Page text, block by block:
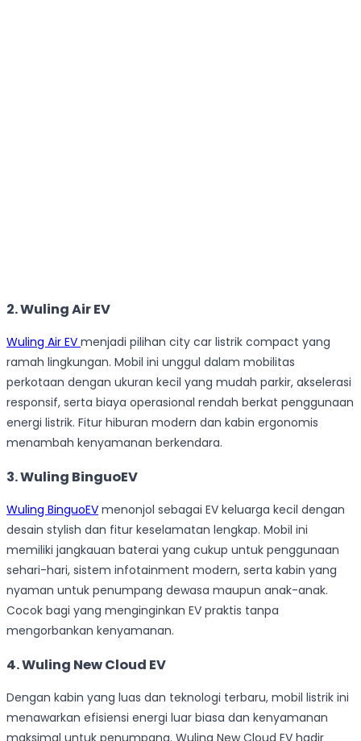
2. Wuling Air EV
Wuling Air EV menjadi pilihan city car listrik compact yang
ramah lingkungan. Mobil ini unggul dalam mobilitas
perkotaan dengan ukuran kecil yang mudah parkir, akselerasi
responsif, serta biaya operasional rendah berkat penggunaan
energi listrik. Fitur hiburan modern dan kabin ergonomis
menambah kenyamanan berkendara.
3. Wuling BinguoEV
Wuling BinguoEV menonjol sebagai EV keluarga kecil dengan
desain stylish dan fitur keselamatan lengkap. Mobil ini
memiliki jangkauan baterai yang cukup untuk penggunaan
sehari-hari, sistem infotainment modern, serta kabin yang
nyaman untuk penumpang dewasa maupun anak-anak.
Cocok bagi yang menginginkan EV praktis tanpa
mengorbankan kenyamanan.
4. Wuling New Cloud EV
Dengan kabin yang luas dan teknologi terbaru, mobil listrik ini
menawarkan efisiensi energi luar biasa dan kenyamanan
maksimal untuk penumpang. Wuling New Cloud EV hadir